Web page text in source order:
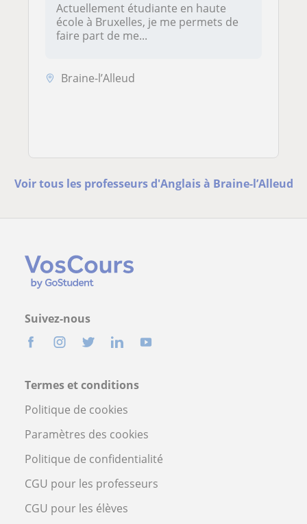
Actuellement étudiante en haute
école à Bruxelles, je me permets de
faire part de me...
Braine-l’Alleud
Voir tous les professeurs d'Anglais à Braine-l’Alleud
Suivez-nous
Termes et conditions
Politique de cookies
Paramètres des cookies
Politique de confidentialité
CGU pour les professeurs
CGU pour les élèves